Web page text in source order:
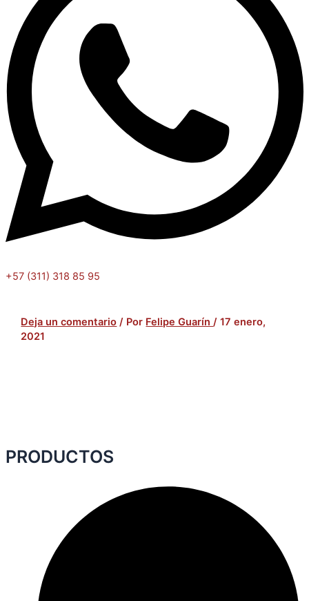
+57 (311) 318 85 95
Deja un comentario / Por Felipe Guarín/17 enero,
2021
PRODUCTOS